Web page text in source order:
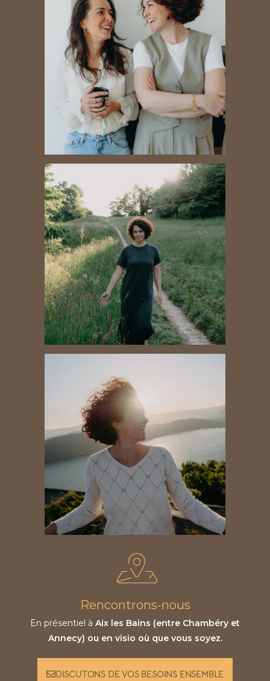
Rencontrons-nous
En présentiel à Aix les Bains (entre Chambéry et
Annecy) ou en visio où que vous soyez.
DISCUTONS DE VOS BESOINS ENSEMBLE